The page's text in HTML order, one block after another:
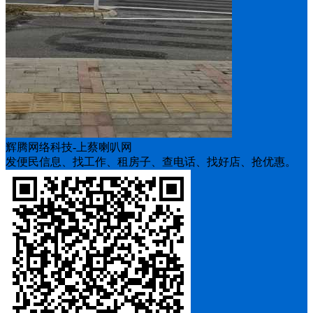
辉腾网络科技-上蔡喇叭网
发便民信息、找工作、租房子、查电话、找好店、抢优惠。